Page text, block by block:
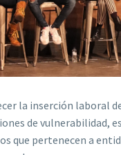
la inserción laboral
de vulnerabilidad,
que pertenecen a